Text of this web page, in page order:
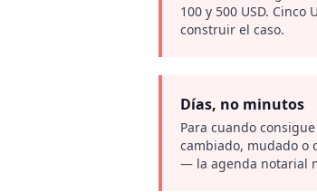
100 y 500 USD.
construir el caso.
Días, no minutos
Para cuando
cambiado, mudado o
— la agenda notarial